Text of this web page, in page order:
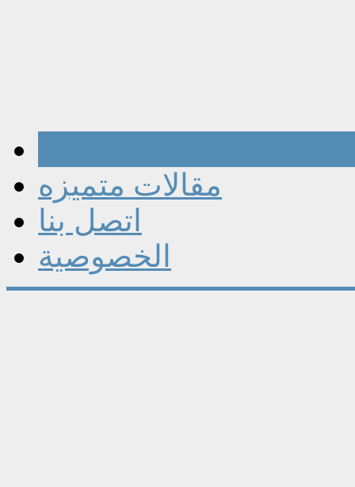
مقالات متميزه
اتصل بنا
الخصوصية